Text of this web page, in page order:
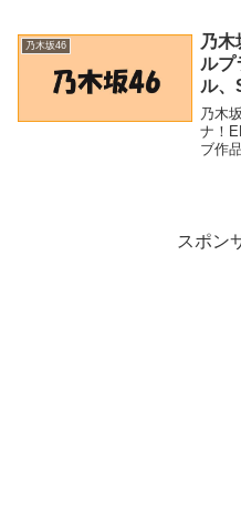
-
乃木坂46
乃
ルプ
ル、
ルプ
定】
乃木
ナ！
ブ作
スポン